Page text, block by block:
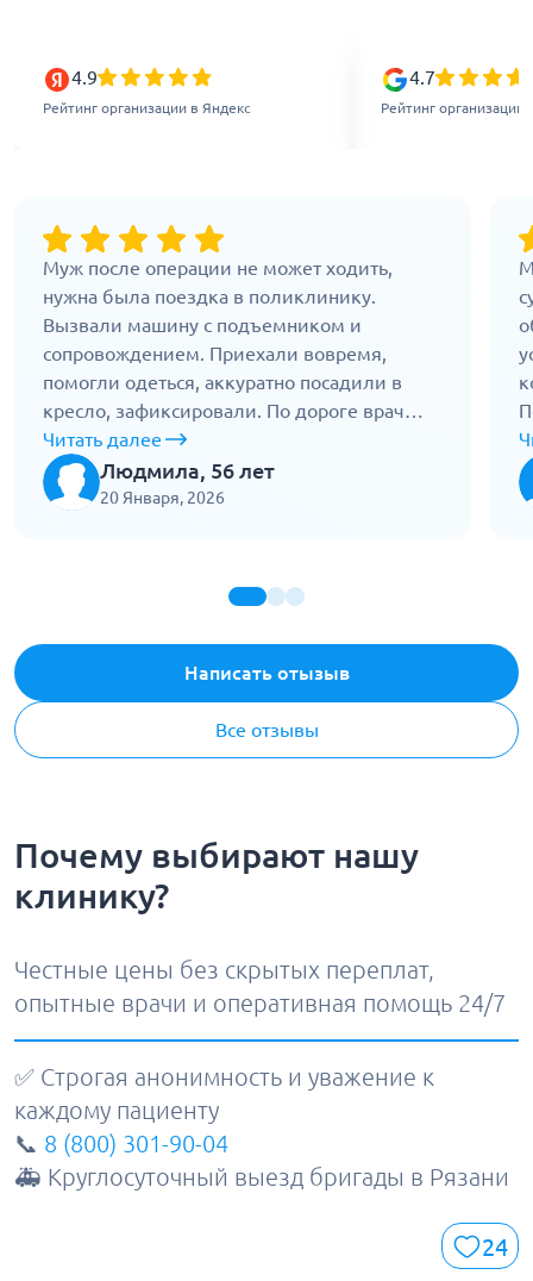
4.9
Рейтинг организации в Яндекс
4.7
Рейтинг организации
Муж после операции не может ходить,
нужна была поездка в поликлинику.
Вызвали машину с подъемником и
сопровождением. Приехали вовремя,
помогли одеться, аккуратно посадили в
кресло, зафиксировали. По дороге врач
следил за состоянием, разговаривал
спокойно. На месте проводили до кабинета.
Никакой грубости и спешки. Все вежливо и
Читать далее
Людмила, 56 лет
20 Января, 2026
Написать отызыв
Все отзывы
Почему выбирают нашу
клинику?
Честные цены без скрытых переплат,
опытные врачи и оперативная помощь 24/7
✅ Строгая анонимность и уважение к
каждому пациенту
📞 8 (800) 301-90-04
🚑 Круглосуточный выезд бригады в Рязани
24